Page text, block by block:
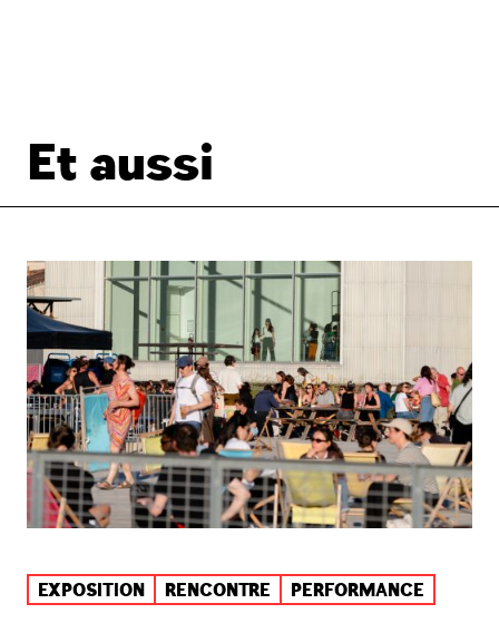
Et aussi
EXPOSITION RENCONTRE PERFORMANCE